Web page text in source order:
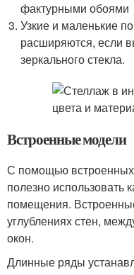
фактурными обоями
Узкие и маленькие
расширяются, если
зеркального стекла.
Встроенные модели
С помощью
полезно использовать
помещения.
углублениях стен,
окон.
Длинные ряды